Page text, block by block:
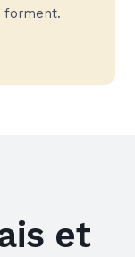
forment.
et